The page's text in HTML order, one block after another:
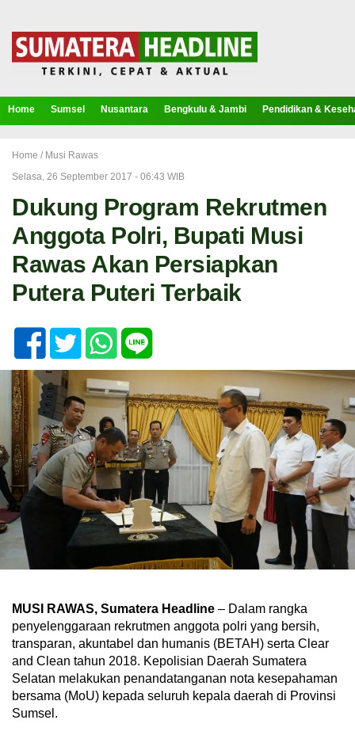
Home Sumsel Nusantara Bengkulu & Jambi Pendidikan &
Home / Musi Rawas
Selasa, 26 September 2017 - 06:43 WIB
Dukung Program Rekrutmen
Anggota Polri, Bupati Musi
Rawas Akan Persiapkan
Putera Puteri Terbaik
MUSI RAWAS, Sumatera Headline – Dalam rangka
penyelenggaraan rekrutmen anggota polri yang bersih,
transparan, akuntabel dan humanis (BETAH) serta Clear
and Clean tahun 2018. Kepolisian Daerah Sumatera
Selatan melakukan penandatanganan nota kesepahaman
bersama (MoU) kepada seluruh kepala daerah di Provinsi
Sumsel.